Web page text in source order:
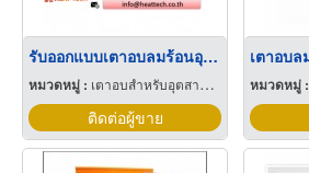
รับออกแบบเตาอบลมร้อนอุตสาหกรรม
หมวดหมู่ : เตาอบสำหรับอุตสาหกรรม
ติดต่อผู้ขาย
หมวดหมู่ :